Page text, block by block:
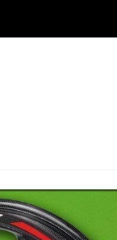
Moto Sticker